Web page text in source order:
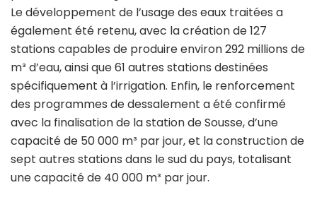
Le développement de l’usage des eaux traitées a
également été retenu, avec la création de 127
stations capables de produire environ 292 millions de
m³ d’eau, ainsi que 61 autres stations destinées
spécifiquement à l’irrigation. Enfin, le renforcement
des programmes de dessalement a été confirmé
avec la finalisation de la station de Sousse, d’une
capacité de 50 000 m³ par jour, et la construction de
sept autres stations dans le sud du pays, totalisant
une capacité de 40 000 m³ par jour.